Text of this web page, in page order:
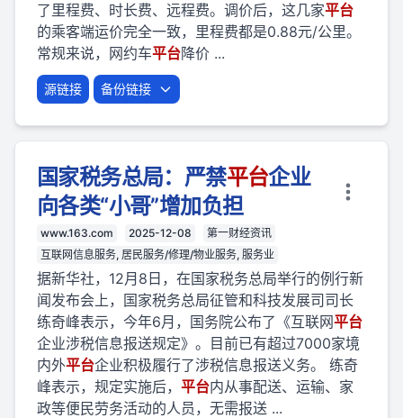
了里程费、时长费、远程费。调价后，这几家平台
的乘客端运价完全一致，里程费都是0.88元/公里。
常规来说，网约车平台降价 ...
源链接 备份链接
国家税务总局：严禁平台企业
向各类“小哥”增加负担
www.163.com 2025-12-08
第一财经资讯
互联网信息服务, 居民服务/修理/物业服务, 服务业
据新华社，12月8日，在国家税务总局举行的例行新
闻发布会上，国家税务总局征管和科技发展司司长
练奇峰表示，今年6月，国务院公布了《互联网平台
企业涉税信息报送规定》。目前已有超过7000家境
内外平台企业积极履行了涉税信息报送义务。 练奇
峰表示，规定实施后， 平台内从事配送、运输、家
政等便民劳务活动的人员，无需报送 ...